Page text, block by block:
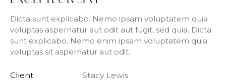
Dicta sunt explicabo. Nemo ipsam voluptatem quia
voluptas aspernatur aut odit aut fugit, sed quia. Dicta
sunt explicabo. Nemo enim ipsam voluptatem quia
voluptas sit aspernatur aut odit.
Client
Stacy Lewis